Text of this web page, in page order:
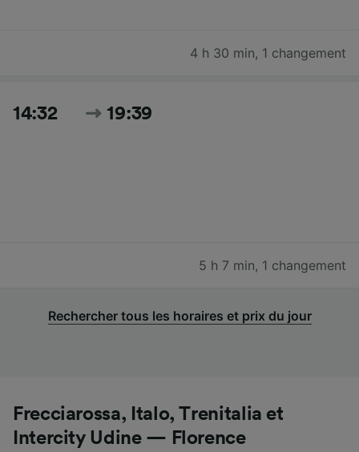
4 h 30 min, 1 changement
14:32 19:39
5 h 7 min, 1 changement
Rechercher tous les horaires et prix du jour
Frecciarossa, Italo, Trenitalia et
Intercity Udine — Florence